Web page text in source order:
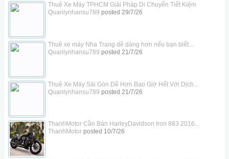
Thuê Xe Máy TPHCM Giải Pháp Di Chuyển Tiết Kiệm
Quanlynhansu789 posted 29/7/26
Thuê xe máy Nha Trang dễ dàng hơn nếu bạn biết...
Quanlynhansu789 posted 21/7/26
Thuê Xe Máy Sài Gòn Dễ Hơn Bao Giờ Hết Với Dịch...
Quanlynhansu789 posted 21/7/26
ThanhMotor Cần Bán HarleyDavidson Iron 883 2016...
ThanhMotorposted 10/7/26